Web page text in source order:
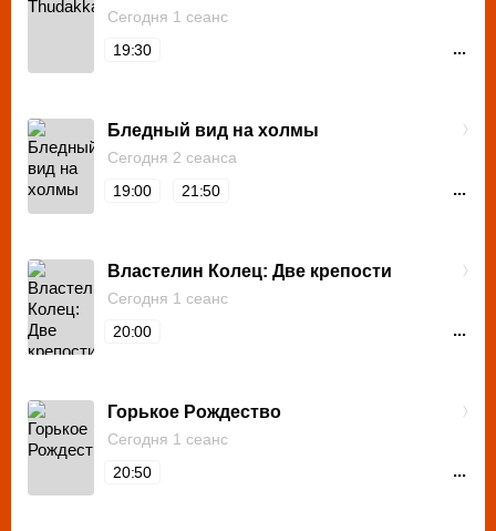
Сегодня 1 сеанс
19:30
...
Бледный вид на холмы
Сегодня 2 сеанса
19:00
21:50 ...
Властелин Колец: Две крепости
Сегодня 1 сеанс
20:00
...
Горькое Рождество
Сегодня 1 сеанс
20:50
...